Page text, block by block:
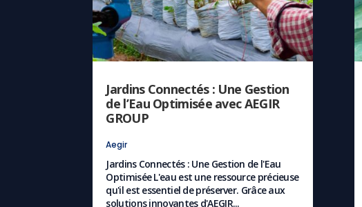
Jardins Connectés : Une Gestion
de l’Eau Optimisée avec AEGIR
GROUP
Aegir
Jardins Connectés : Une Gestion de l'Eau
Optimisée L'eau est une ressource précieuse
qu'il est essentiel de préserver. Grâce aux
solutions innovantes d'AEGIR...